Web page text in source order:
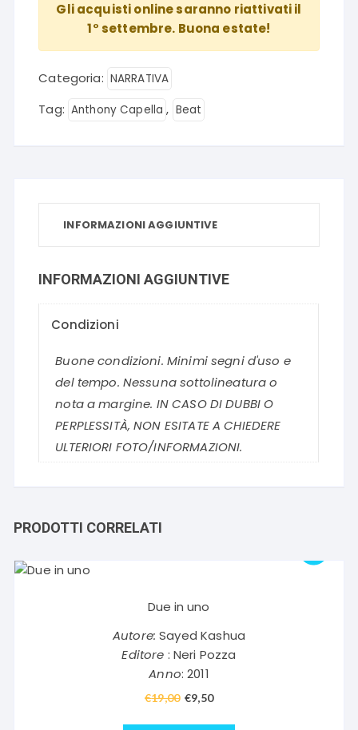
Gli acquisti online saranno riattivati il
1° settembre. Buona estate!
Categoria: NARRATIVA
Tag: Anthony Capella , Beat
INFORMAZIONI AGGIUNTIVE
INFORMAZIONI AGGIUNTIVE
Condizioni
Buone condizioni. Minimi segni d'uso e
del tempo. Nessuna sottolineatura o
nota a margine. IN CASO DI DUBBI O
PERPLESSITÀ, NON ESITATE A CHIEDERE
ULTERIORI FOTO/INFORMAZIONI.
PRODOTTI CORRELATI
Due in uno
Autore: Sayed Kashua
Editore : Neri Pozza
Anno: 2011
€19,00 Il
€9,50Il